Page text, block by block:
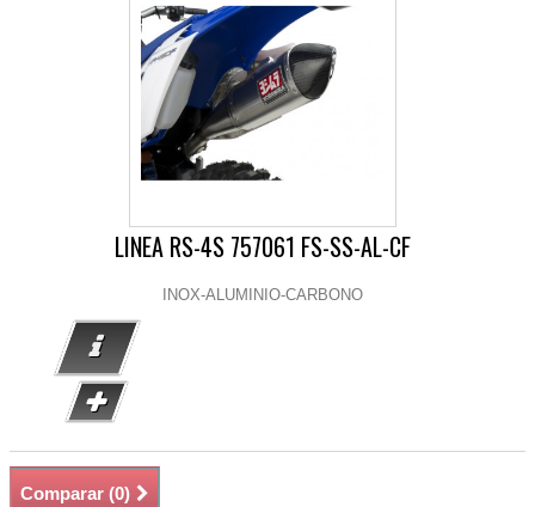
LINEA RS-4S 757061 FS-SS-AL-CF
INOX-ALUMINIO-CARBONO
Comparar (0)